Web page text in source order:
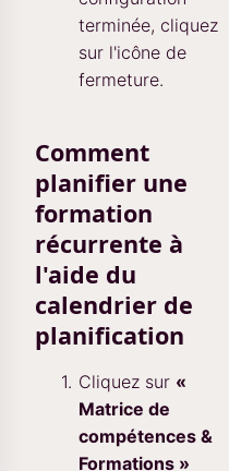
terminée, cliquez
sur l'icône de
fermeture.
Comment
planifier une
formation
récurrente à
l'aide du
calendrier de
planification
Cliquez sur «
Matrice de
compétences &
Formations »